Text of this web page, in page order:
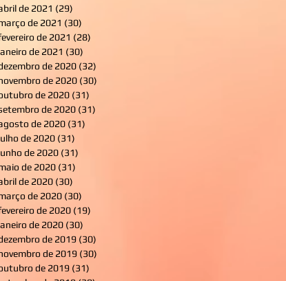
de 2021 (29)
de 2021 (30)
de 2021 (28)
de 2021 (30)
de 2020 (32)
de 2020 (30)
de 2020 (31)
de 2020 (31)
de 2020 (31)
de 2020 (31)
de 2020 (31)
de 2020 (31)
de 2020 (30)
de 2020 (30)
de 2020 (19)
de 2020 (30)
de 2019 (30)
de 2019 (30)
de 2019 (31)